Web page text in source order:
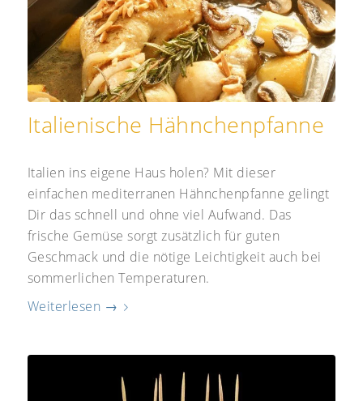
Italienische Hähnchenpfanne
Italien ins eigene Haus holen? Mit dieser
einfachen mediterranen Hähnchenpfanne gelingt
Dir das schnell und ohne viel Aufwand. Das
frische Gemüse sorgt zusätzlich für guten
Geschmack und die nötige Leichtigkeit auch bei
sommerlichen Temperaturen.
Weiterlesen →